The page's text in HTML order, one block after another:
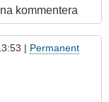
kommentera
| Permanent